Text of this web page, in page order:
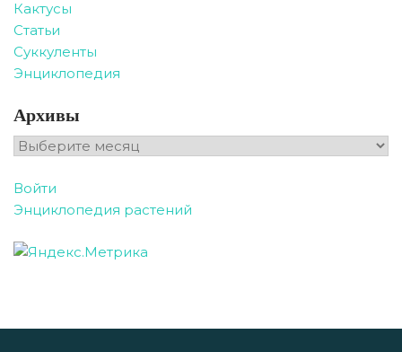
Кактусы
Статьи
Суккуленты
Энциклопедия
Архивы
Архивы
Войти
Энциклопедия растений